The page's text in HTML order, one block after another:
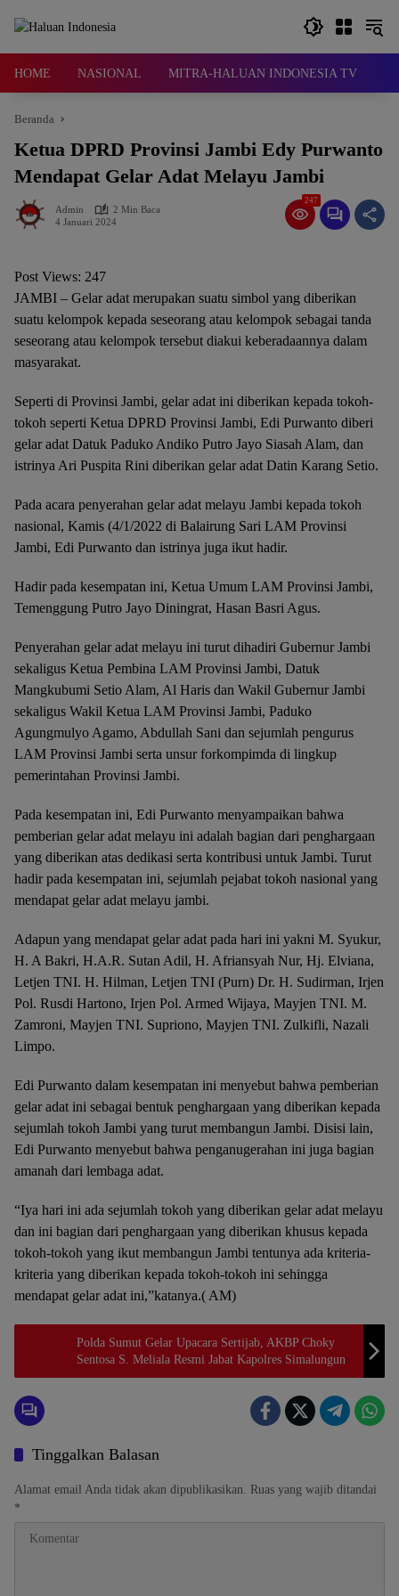
HOME NASIONAL MITRA-HALUAN INDONESIA TV
Beranda
Ketua DPRD Provinsi Jambi Edy Purwanto
Mendapat Gelar Adat Melayu Jambi
Admin
2 Min Baca
4 Januari 2024
247
Post Views: 247
JAMBI – Gelar adat merupakan suatu simbol yang diberikan
suatu kelompok kepada seseorang atau kelompok sebagai tanda
seseorang atau kelompok tersebut diakui keberadaannya dalam
masyarakat.
Seperti di Provinsi Jambi, gelar adat ini diberikan kepada tokoh-
tokoh seperti Ketua DPRD Provinsi Jambi, Edi Purwanto diberi
gelar adat Datuk Paduko Andiko Putro Jayo Siasah Alam, dan
istrinya Ari Puspita Rini diberikan gelar adat Datin Karang Setio.
Pada acara penyerahan gelar adat melayu Jambi kepada tokoh
nasional, Kamis (4/1/2022 di Balairung Sari LAM Provinsi
Jambi, Edi Purwanto dan istrinya juga ikut hadir.
Hadir pada kesempatan ini, Ketua Umum LAM Provinsi Jambi,
Temenggung Putro Jayo Diningrat, Hasan Basri Agus.
Penyerahan gelar adat melayu ini turut dihadiri Gubernur Jambi
sekaligus Ketua Pembina LAM Provinsi Jambi, Datuk
Mangkubumi Setio Alam, Al Haris dan Wakil Gubernur Jambi
sekaligus Wakil Ketua LAM Provinsi Jambi, Paduko
Agungmulyo Agamo, Abdullah Sani dan sejumlah pengurus
LAM Provinsi Jambi serta unsur forkompimda di lingkup
pemerintahan Provinsi Jambi.
Pada kesempatan ini, Edi Purwanto menyampaikan bahwa
pemberian gelar adat melayu ini adalah bagian dari penghargaan
yang diberikan atas dedikasi serta kontribusi untuk Jambi. Turut
hadir pada kesempatan ini, sejumlah pejabat tokoh nasional yang
mendapat gelar adat melayu jambi.
Adapun yang mendapat gelar adat pada hari ini yakni M. Syukur,
H. A Bakri, H.A.R. Sutan Adil, H. Afriansyah Nur, Hj. Elviana,
Letjen TNI. H. Hilman, Letjen TNI (Purn) Dr. H. Sudirman, Irjen
Pol. Rusdi Hartono, Irjen Pol. Armed Wijaya, Mayjen TNI. M.
Zamroni, Mayjen TNI. Supriono, Mayjen TNI. Zulkifli, Nazali
Limpo.
Edi Purwanto dalam kesempatan ini menyebut bahwa pemberian
gelar adat ini sebagai bentuk penghargaan yang diberikan kepada
sejumlah tokoh Jambi yang turut membangun Jambi. Disisi lain,
Edi Purwanto menyebut bahwa penganugerahan ini juga bagian
amanah dari lembaga adat.
“Iya hari ini ada sejumlah tokoh yang diberikan gelar adat melayu
dan ini bagian dari penghargaan yang diberikan khusus kepada
tokoh-tokoh yang ikut membangun Jambi tentunya ada kriteria-
kriteria yang diberikan kepada tokoh-tokoh ini sehingga
mendapat gelar adat ini,”katanya.( AM)
Polda Sumut Gelar Upacara Sertijab, AKBP Choky
Sentosa S. Meliala Resmi Jabat Kapolres Simalungun
Tinggalkan Balasan
Alamat email Anda tidak akan dipublikasikan. Ruas yang wajib ditandai
*